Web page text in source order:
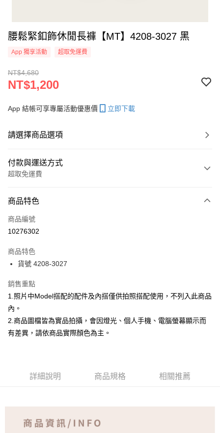
腰鬆緊釦飾休閒長褲【MT】4208-3027 黑
App 獨享活動 超取免運費
NT$4,680
NT$1,200
App 結帳可享專屬活動優惠價 立即下載
請選擇商品選項
付款與運送方式
超取免運費
信用卡一次付款
超商取貨付款
ATM付款
運送方式
全家取貨付款
付款後全家取貨
免運費
商品特色
商品編號
10276302
商品特色
貨號 4208-3027
銷售重點
1.照片中Model搭配的配件及內搭僅供拍照搭配使用，不列入此商品
內。
2.商品圖檔皆為實品拍攝，會因燈光、個人手機、電腦螢幕顯示而
有差異，請依商品實際顏色為主。
詳細說明 商品規格 相關推薦